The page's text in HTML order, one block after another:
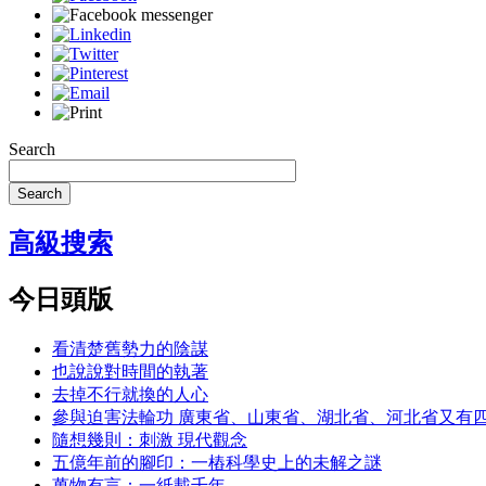
Search
Search
高級搜索
今日頭版
看清楚舊勢力的陰謀
也說說對時間的執著
去掉不行就換的人心
參與迫害法輪功 廣東省、山東省、湖北省、河北省又有
隨想幾則：刺激 現代觀念
五億年前的腳印：一樁科學史上的未解之謎